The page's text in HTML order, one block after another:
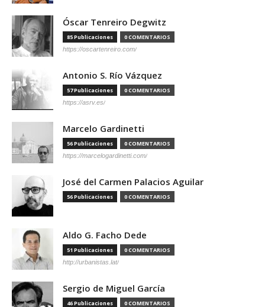
Óscar Tenreiro Degwitz
85 Publicaciones 0 COMENTARIOS
https://oscartenreiro.com/
Antonio S. Río Vázquez
57 Publicaciones 0 COMENTARIOS
https://asrv.es/
Marcelo Gardinetti
56 Publicaciones 0 COMENTARIOS
https://marcelogardinetti.com/
José del Carmen Palacios Aguilar
56 Publicaciones 0 COMENTARIOS
Aldo G. Facho Dede
51 Publicaciones 0 COMENTARIOS
http://urbanistas.lat/
Sergio de Miguel García
46 Publicaciones 0 COMENTARIOS